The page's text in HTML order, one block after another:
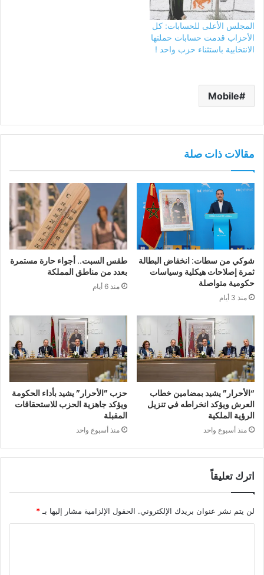
المجلس الأعلى للحسابات: كل
الأحزاب قدمت حسابات حملتها
الانتخابية باستثناء حزب واحد !
Mobile
مقالات ذات صلة
شوكي من سطات: انخفاض البطالة
ثمرة إصلاحات هيكلية وسياسات
حكومية متواصلة
منذ 3 أيام
طقس السبت.. أجواء حارة مستمرة
بعدد من مناطق المملكة
منذ 6 أيام
“الأحرار” يشيد بمضامين خطاب
العرش ويؤكد انخراطه في تنزيل
الرؤية الملكية
منذ أسبوع واحد
حزب ”الأحرار” يشيد بأداء الحكومة
ويؤكد جاهزية الحزب للاستحقاقات
المقبلة
منذ أسبوع واحد
اترك تعليقاً
لن يتم نشر عنوان بريدك الإلكتروني. الحقول الإلزامية مشار إليها بـ *